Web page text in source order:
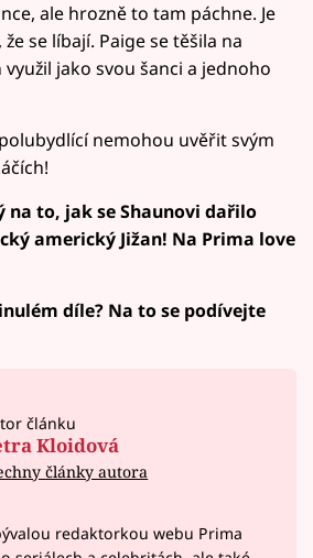
ale hrozně to tam páchne. Je
se líbají. Paige se těšila na
jako svou šanci a jednoho
nemohou uvěřit svým
na to, jak se Shaunovi dařilo
americký Jižan! Na Prima love
díle? Na to se podívejte
článku
Kloidová
články autora
redaktorkou webu Prima